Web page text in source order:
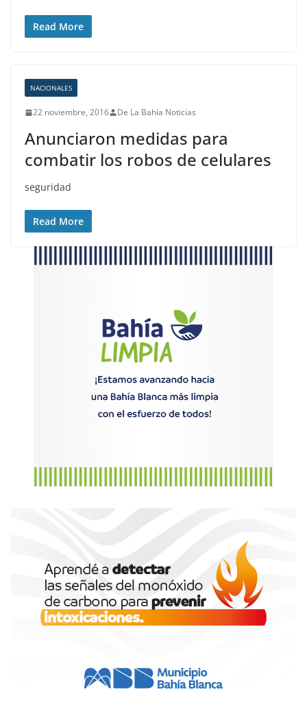
Read More
NACIONALES
22 noviembre, 2016 De La Bahía Noticias
Anunciaron medidas para
combatir los robos de celulares
seguridad
Read More